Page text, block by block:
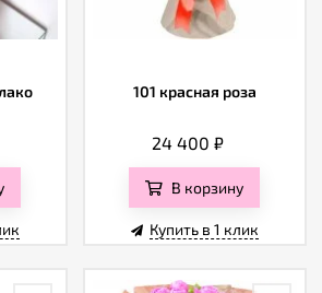
101 красная роза
24 400₽
В корзину
Купить в 1 клик